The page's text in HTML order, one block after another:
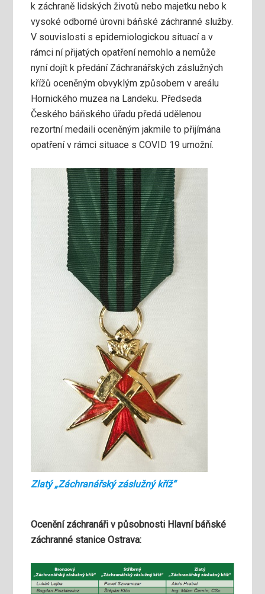
k záchraně lidských životů nebo majetku nebo k
vysoké odborné úrovni báňské záchranné služby.
V souvislosti s epidemiologickou situací a v
rámci ní přijatých opatření nemohlo a nemůže
nyní dojít k předání Záchranářských záslužných
křížů oceněným obvyklým způsobem v areálu
Hornického muzea na Landeku. Předseda
Českého báňského úřadu předá udělenou
rezortní medaili oceněným jakmile to přijímána
opatření v rámci situace s COVID 19 umožní.
Zlatý „Záchranářský záslužný kříž“
Ocenění záchranáři v působnosti Hlavní báňské
záchranné stanice Ostrava: